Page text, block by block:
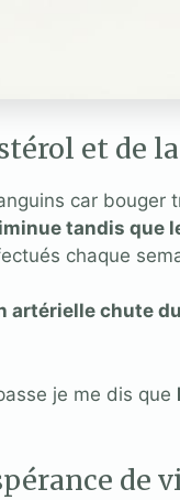
et de
car bouger
tandis que
chaque
artérielle chute
je me dis que
de